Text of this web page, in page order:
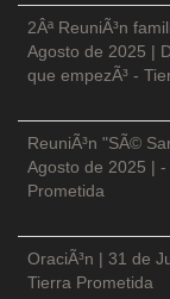
2Âª ReuniÃ³n
Agosto de 2025 |
que empezÃ³ -
ReuniÃ³n "SÃ©
Agosto de 2025 | -
Prometida
OraciÃ³n | 31 de
Tierra Prometida